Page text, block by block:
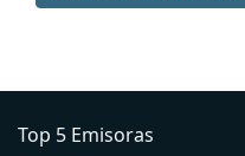
Top 5 Emisoras